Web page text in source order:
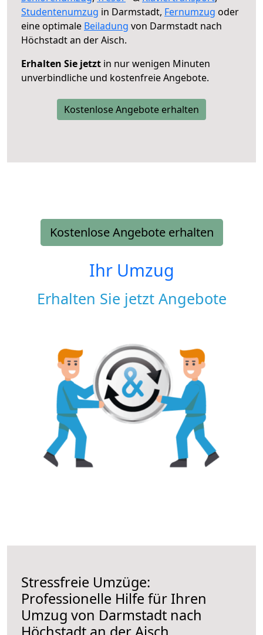
Studentenumzug in Darmstadt, Fernumzug oder
eine optimale Beiladung von Darmstadt nach
Höchstadt an der Aisch.
Erhalten Sie jetzt in nur wenigen Minuten
unverbindliche und kostenfreie Angebote.
Kostenlose Angebote erhalten
Kostenlose Angebote erhalten
Ihr Umzug
Erhalten Sie jetzt Angebote
Stressfreie Umzüge:
Professionelle Hilfe für Ihren
Umzug von Darmstadt nach